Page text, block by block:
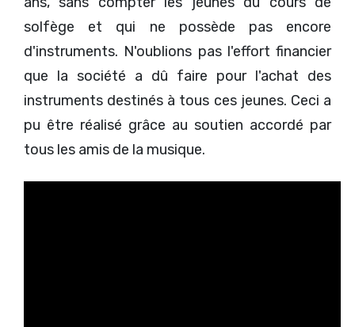
solfège et qui ne possède pas encore
d'instruments. N'oublions pas l'effort financier
que la société a dû faire pour l'achat des
instruments destinés à tous ces jeunes. Ceci a
pu être réalisé grâce au soutien accordé par
tous les amis de la musique.